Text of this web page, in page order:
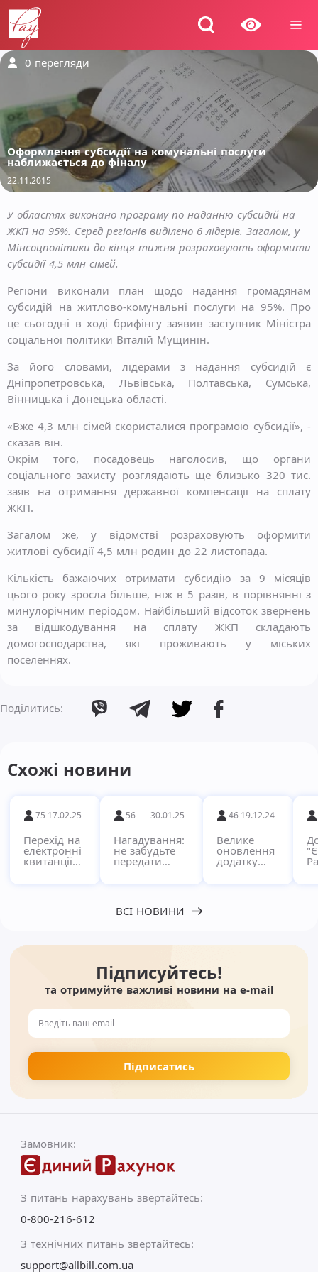
0 перегляди
Оформлення субсидії на комунальні послуги
наближається до фіналу
22.11.2015
У областях виконано програму по наданню субсидій на
ЖКП на 95%. Серед регіонів виділено 6 лідерів. Загалом, у
Мінсоцполітики до кінця тижня розраховують оформити
субсидії 4,5 млн сімей.
Регіони виконали план щодо надання громадянам
субсидій на житлово-комунальні послуги на 95%. Про
це сьогодні в ході брифінгу заявив заступник Міністра
соціальної політики Віталій Мущинін.
За його словами, лідерами з надання субсидій є
Дніпропетровська, Львівська, Полтавська, Сумська,
Вінницька і Донецька області.
«Вже 4,3 млн сімей скористалися програмою субсидії», -
сказав він.
Окрім того, посадовець наголосив, що органи
соціального захисту розглядають ще близько 320 тис.
заяв на отримання державної компенсації на сплату
ЖКП.
Загалом же, у відомстві розраховують оформити
житлові субсидії 4,5 млн родин до 22 листопада.
Кількість бажаючих отримати субсидію за 9 місяців
цього року зросла більше, ніж в 5 разів, в порівнянні з
минулорічним періодом. Найбільший відсоток звернень
за відшкодування на сплату ЖКП складають
домогосподарства, які проживають у міських
поселеннях.
Поділитись:
Схожі новини
75 17.02.25
Перехід на
електронні
квитанції
56 30.01.25
Нагадування:
не забудьте
передати
46 19.12.24
Велике
оновлення
додатку
ВСІ НОВИНИ
Підписуйтесь!
та отримуйте важливі новини на e-mail
Замовник:
З питань нарахувань звертайтесь:
0-800-216-612
З технічних питань звертайтесь:
support@allbill.com.ua